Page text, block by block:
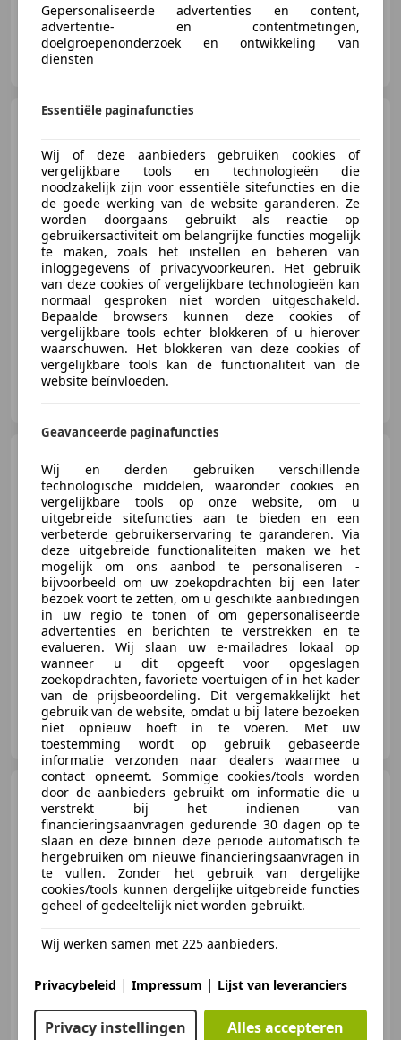
Prins Esclusivo B.V.
NL-8071 SC NUNSPEET
| Airbrushed s
€ 465.000
05/2025 2.392 km Benzine 533 kW (725 PK)
Prins Esclusivo B.V.
6.0 V12 Touchtronic | Carbon
Exterior | B&O | Stoe
€ 129.500
01/2014 69.723 km Benzine 422 kW (574 PK)
Prins Esclusivo B.V.
NL-8071 SC NUNSPEET
Ferrari 488Spider | Atelier
Car | Lift | Racing seats | Akrap
€ 249.500
Gepersonaliseerde advertenties en content,
advertentie- en contentmetingen,
doelgroepenonderzoek en ontwikkeling van
diensten
Essentiële paginafuncties
Wij of deze aanbieders gebruiken cookies of
vergelijkbare tools en technologieën die
noodzakelijk zijn voor essentiële sitefuncties en die
de goede werking van de website garanderen. Ze
worden doorgaans gebruikt als reactie op
gebruikersactiviteit om belangrijke functies mogelijk
te maken, zoals het instellen en beheren van
inloggegevens of privacyvoorkeuren. Het gebruik
van deze cookies of vergelijkbare technologieën kan
normaal gesproken niet worden uitgeschakeld.
Bepaalde browsers kunnen deze cookies of
vergelijkbare tools echter blokkeren of u hierover
waarschuwen. Het blokkeren van deze cookies of
vergelijkbare tools kan de functionaliteit van de
website beïnvloeden.
Geavanceerde paginafuncties
Wij en derden gebruiken verschillende
technologische middelen, waaronder cookies en
vergelijkbare tools op onze website, om u
uitgebreide sitefuncties aan te bieden en een
verbeterde gebruikerservaring te garanderen. Via
deze uitgebreide functionaliteiten maken we het
mogelijk om ons aanbod te personaliseren -
bijvoorbeeld om uw zoekopdrachten bij een later
bezoek voort te zetten, om u geschikte aanbiedingen
in uw regio te tonen of om gepersonaliseerde
advertenties en berichten te verstrekken en te
evalueren. Wij slaan uw e-mailadres lokaal op
wanneer u dit opgeeft voor opgeslagen
zoekopdrachten, favoriete voertuigen of in het kader
van de prijsbeoordeling. Dit vergemakkelijkt het
gebruik van de website, omdat u bij latere bezoeken
niet opnieuw hoeft in te voeren. Met uw
toestemming wordt op gebruik gebaseerde
informatie verzonden naar dealers waarmee u
contact opneemt. Sommige cookies/tools worden
door de aanbieders gebruikt om informatie die u
verstrekt bij het indienen van
financieringsaanvragen gedurende 30 dagen op te
slaan en deze binnen deze periode automatisch te
hergebruiken om nieuwe financieringsaanvragen in
te vullen. Zonder het gebruik van dergelijke
cookies/tools kunnen dergelijke uitgebreide functies
geheel of gedeeltelijk niet worden gebruikt.
Wij werken samen met 225 aanbieders.
Privacybeleid | Impressum | Lijst van leveranciers
Privacy instellingen Alles accepteren